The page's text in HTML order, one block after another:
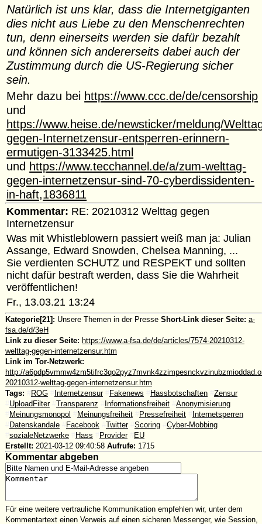
Natürlich ist uns klar, dass die Internetgiganten
dies nicht aus Liebe zu den Menschenrechten
tun, denn einerseits werden sie dafür bezahlt
und können sich andererseits dabei auch der
Zustimmung durch die US-Regierung sicher
sein.
Mehr dazu bei https://www.ccc.de/de/censorship
und
https://www.heise.de/newsticker/meldung/
gegen-Internetzensur-entsperren-erinnern-
ermutigen-3133425.html
und https://www.tecchannel.de/a/zum-welttag-
gegen-internetzensur-sind-70-cyberdissidenten-
in-haft,1836811
Kommentar: RE: 20210312 Welttag gegen
Internetzensur
Was mit Whistleblowern passiert weiß man ja: Julian
Assange, Edward Snowden, Chelsea Manning, ...
Sie verdienten SCHUTZ und RESPEKT und sollten
nicht dafür bestraft werden, dass Sie die Wahrheit
veröffentlichen!
Fr., 13.03.21 13:24
Kategorie[21]: Unsere Themen in der Presse Short-Link dieser Seite: a-
fsa.de/d/3eH
Link zu dieser Seite: https://www.a-fsa.de/de/articles/7574-20210312-
welttag-gegen-internetzensur.htm
Link im Tor-Netzwerk:
http://
20210312-welttag-gegen-internetzensur.htm
Tags:
ROG Internetzensur Fakenews Hassbotschaften
Zensur
UploadFilter Transparenz Informationsfreiheit
Anonymisierung
Meinungsmonopol Meinungsfreiheit Pressefreiheit
Internetsperren
Datenskandale Facebook Twitter Scoring
Cyber-Mobbing
sozialeNetzwerke Hass Provider
EU
Erstellt: 2021-03-12 09:40:58 Aufrufe: 1715
Kommentar abgeben
Für eine weitere vertrauliche Kommunikation empfehlen wir, unter dem
Kommentartext einen Verweis auf einen sicheren Messenger, wie Session,